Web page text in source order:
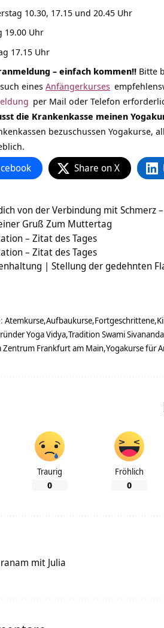
10.30, 17.15 und 20.45 Uhr
19.00 Uhr
17.15 Uhr
– einfach kommen!! Bitte
eines Anfängerkurses
per Mail oder Telefon
die Krankenkasse meinen
bezuschussen Yogakurse,
Share on X
von der Verbindung mit Schmerz
Gruß Zum Muttertag
– Zitat des Tages
– Zitat des Tages
| Stellung der gedehnten
Atemkurse Aufbaukurse Fortgeschrittene
Yoga Vidya Tradition Swami
Zentrum Frankfurt am Main Yogakurse für
Traurig
0
Fröhlich
0
mit Julia